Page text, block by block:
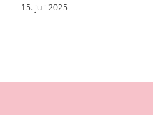
15. juli 2025